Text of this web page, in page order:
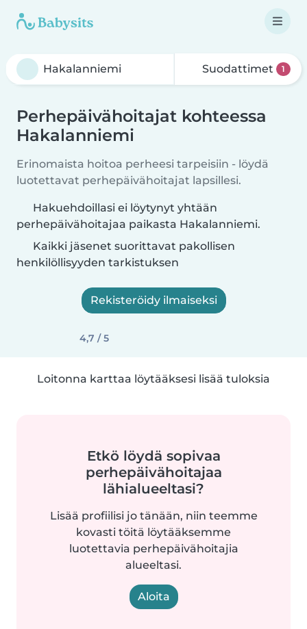
Suodattimet 1
Perhepäivähoitajat kohteessa
Hakalanniemi
Erinomaista hoitoa perheesi tarpeisiin - löydä
luotettavat perhepäivähoitajat lapsillesi.
Hakuehdoillasi ei löytynyt yhtään
perhepäivähoitajaa paikasta Hakalanniemi.
Kaikki jäsenet suorittavat pakollisen
henkilöllisyyden tarkistuksen
Rekisteröidy ilmaiseksi
4,7 / 5
Loitonna karttaa löytääksesi lisää tuloksia
Etkö löydä sopivaa
perhepäivähoitajaa
lähialueeltasi?
Lisää profiilisi jo tänään, niin teemme
kovasti töitä löytääksemme
luotettavia perhepäivähoitajia
alueeltasi.
Aloita